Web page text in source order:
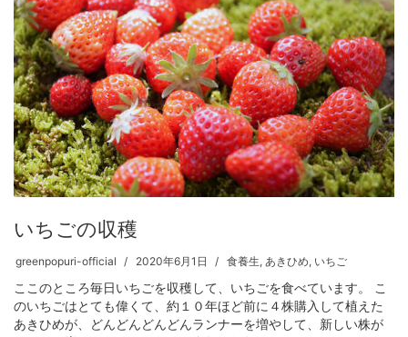
いちごの収穫
greenpopuri-official 2020年6月1日 食養生, あきひめ, いちご
ここのところ毎日いちごを収穫して、いちごを食べています。 こ
のいちごはとても偉くて、約１０年ほど前に４株購入して植えた
あきひめが、どんどんどんどんランナーを増やして、新しい株が